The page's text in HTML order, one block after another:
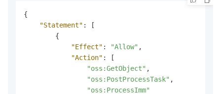
{
"Statement" :
[
{
"Effect" : "Allow" ,
"Action" :
[
"oss:GetObject" ,
"oss:PostProcessTask" ,
"oss:ProcessImm"